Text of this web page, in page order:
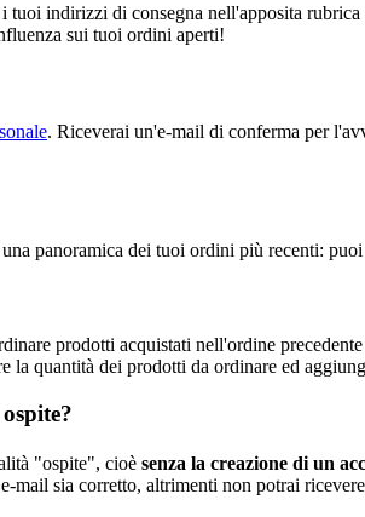
tuoi indirizzi di consegna nell'apposita
sui tuoi ordini aperti!
. Riceverai un'e-mail di conferma per
panoramica dei tuoi ordini più recenti:
prodotti acquistati nell'ordine
la quantità dei prodotti da ordinare ed
"ospite", cioè senza la creazione di un
mail sia corretto, altrimenti non potrai